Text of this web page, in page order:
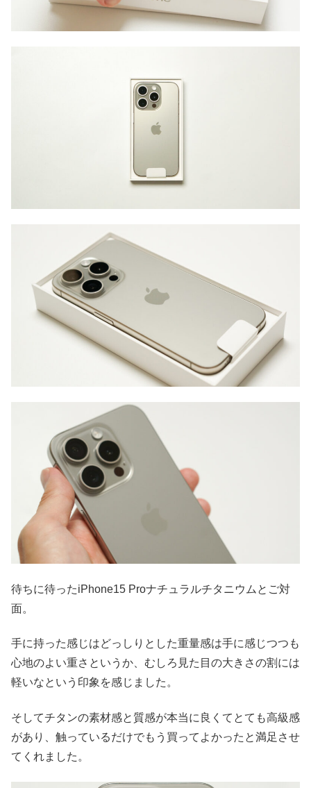
待ちに待ったiPhone15 Proナチュラルチタニウムとご対
面。
手に持った感じはどっしりとした重量感は手に感じつつも
心地のよい重さというか、むしろ見た目の大きさの割には
軽いなという印象を感じました。
そしてチタンの素材感と質感が本当に良くてとても高級感
があり、触っているだけでもう買ってよかったと満足させ
てくれました。